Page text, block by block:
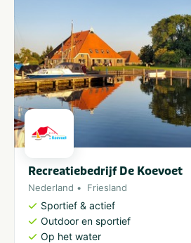
Recreatiebedrijf De Koevoet
Nederland Friesland
Sportief & actief
Outdoor en sportief
Op het water